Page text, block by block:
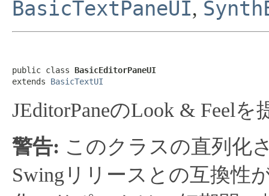
BasicTextPaneUI,
public class BasicEditorPaneUI
extends BasicTextUI
JEditorPaneのLook & Feel
警告: このクラスの直列化
Swingリリースとの互換性